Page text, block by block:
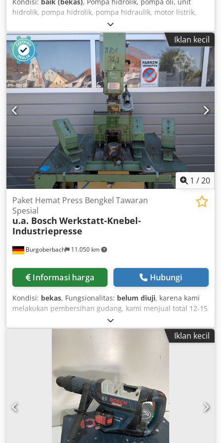
hidrolik, pompa hidrolik, pompa hidraulik, motor listrik,
motor arus searah, motor penggerak, motor transmisi
Dodpjvwi Nqefx Ac Uekr -Produsen: Bosch, pompa hidrolik
-Tipe: Flens/poros: lihat foto, persegi 8 x 17 mm -Jumlah: 4
pompa tersedia -Harga: per unit -Dimensi: 87/84/T100 mm
-Berat: 1,9 kg
Iklan kecil
1 /20
Burgoberbach 11.050 km
Paket Hemat Press Bengkel Tawaran
Spesial
u.a. Bosch Werkstatt-Knebel-
Industriepresse
Informasi harga Hubungi
Kondisi: bekas, Fungsionalitas: belum diuji, karena kami
melakukan pembersihan gudang, kami menjual total 12-15
unit mesin/pres/mesin pres bengkel bekas (lihat gambar,
termasuk dari Bosch). Mesin-mesin tersebut dipasang
pada dudukan/meja yang kokoh dan ideal untuk bengkel,
produksi, penggemar perbaikan, atau untuk mendapatkan
suku cadang. Harga per unit: 60 € per mesin Harga paket:
Jika Anda mengambil semua 7 mesin sekaligus, Anda akan
mendapatkan harga paket yang menarik! Kondisi: Bekas,
seperti yang ditampilkan dalam gambar (lihat foto). Jika
diinginkan, pengangkutan dan pemuatan dapat diatur
dengan biaya tambahan di seluruh Eropa. Harga belum
termasuk pajak pertambahan nilai (PPN). Pemeriksaan
dapat dilakukan setelah perjanjian. Hubungi kami, tim
Iklan kecil